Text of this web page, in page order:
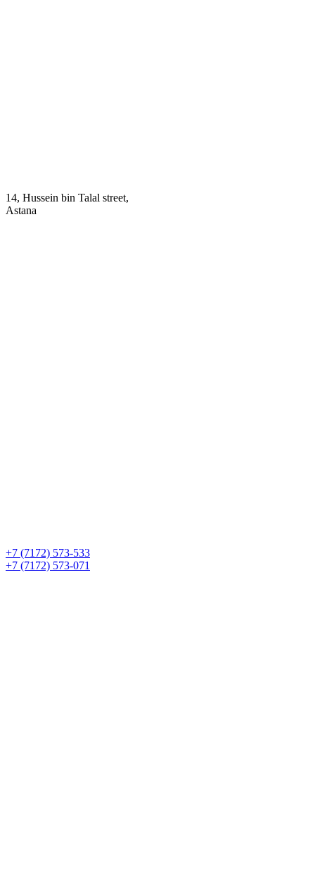
14, Hussein bin Talal street,
Astana
+7 (7172) 573-533
+7 (7172) 573-071